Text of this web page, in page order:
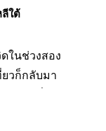
ลีใต้
ในช่วงสอง
วก็กลับมา
ซึ่งเป็นหนึ่ง